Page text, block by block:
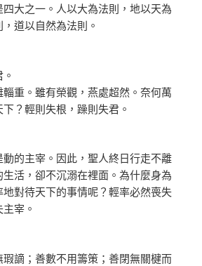
大之一。人以大為法則，地以天為
道以自然為法則。
重。雖有榮觀，燕處超然。奈何萬
？輕則失根，躁則失君。
的主宰。因此，聖人終日行走不離
活，卻不沉溺在裡面。為什麼身為
對待天下的事情呢？輕率必然喪失
宰。
謫；善數不用籌策；善閉無關楗而